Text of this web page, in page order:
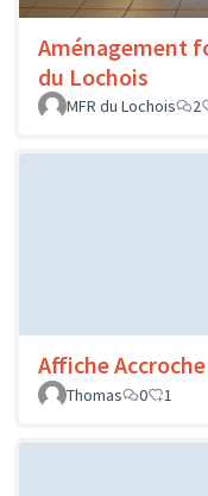
Aménagement
du Lochois
MFR du Lochois
2
Affiche
Thomas
0 1